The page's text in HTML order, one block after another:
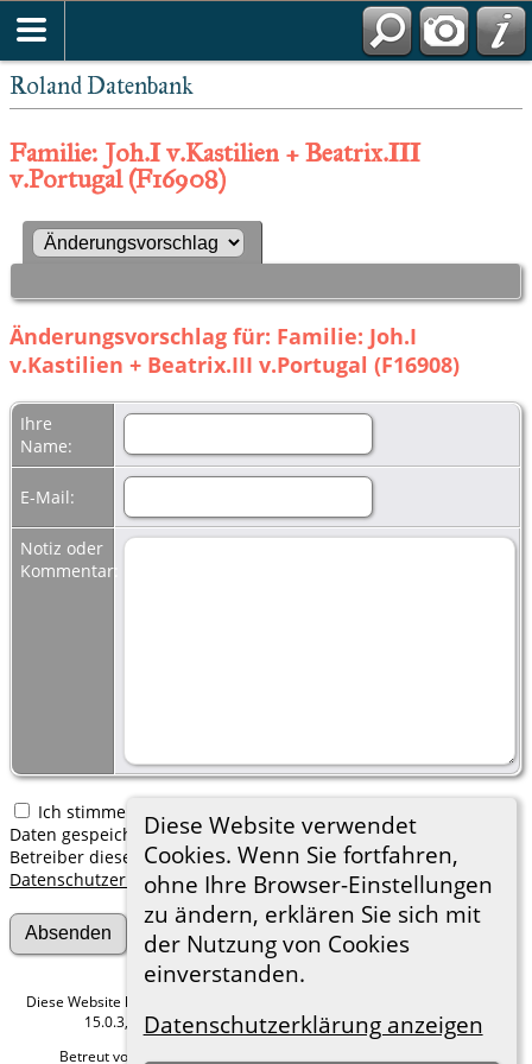
Roland Datenbank
Diese Website verwendet
Cookies. Wenn Sie fortfahren,
ohne Ihre Browser-Einstellungen
zu ändern, erklären Sie sich mit
der Nutzung von Cookies
einverstanden.
Datenschutzerklärung anzeigen
Familie: Joh.I v.Kastilien + Beatrix.III
v.Portugal (F16908)
Änderungsvorschlag für: Familie: Joh.I
v.Kastilien + Beatrix.III v.Portugal (F16908)
Ihre
Name:
E-Mail:
Notiz oder
Kommentar:
Ich stimme zu, dass meine hier erfassten persönlichen
Daten gespeichert werden. Ich verstehe, dass ich jederzeit den
Betreiber dieser Website bitten kann, diese Daten zu löschen.
Datenschutzerklärung
Diese Website läuft mit
15.0.3, programmiert von Darrin Lythgoe © 2001-2026.
Betreut von